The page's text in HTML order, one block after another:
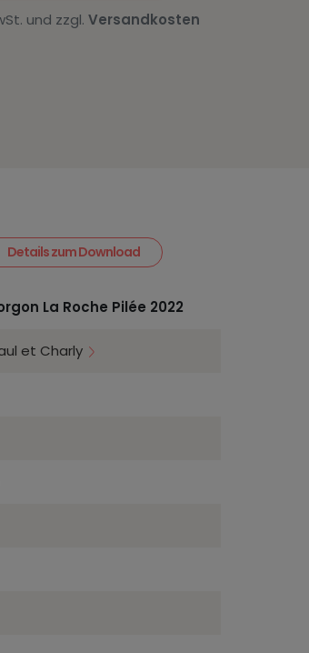
und zzgl. Versandkosten
Details zum Download
La Roche Pilée 2022
et Charly